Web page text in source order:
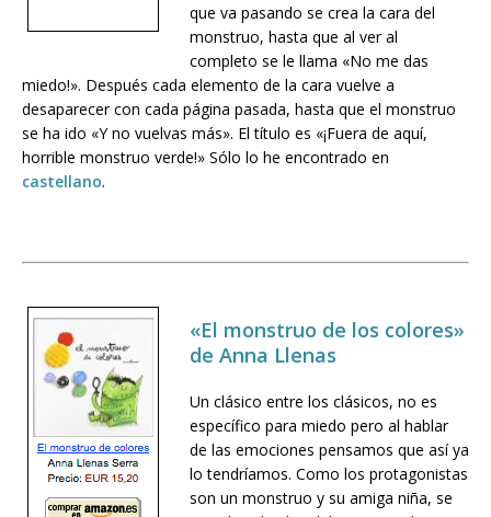
que va pasando se crea la cara del
monstruo, hasta que al ver al
completo se le llama «No me das
miedo!». Después cada elemento de la cara vuelve a
desaparecer con cada página pasada, hasta que el monstruo
se ha ido «Y no vuelvas más». El título es «¡Fuera de aquí,
horrible monstruo verde!» Sólo lo he encontrado en
castellano.
«El monstruo de los colores»
de Anna Llenas
Un clásico entre los clásicos, no es
específico para miedo pero al hablar
de las emociones pensamos que así ya
lo tendríamos. Como los protagonistas
son un monstruo y su amiga niña, se